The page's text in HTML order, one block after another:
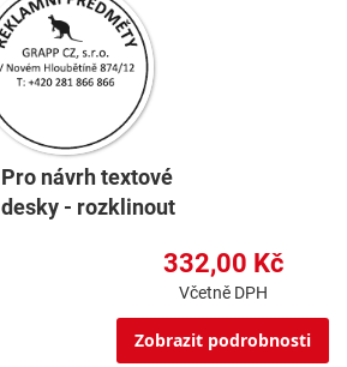
Pro návrh textové
desky - rozklinout
332,00 Kč
Včetně DPH
Zobrazit podrobnosti